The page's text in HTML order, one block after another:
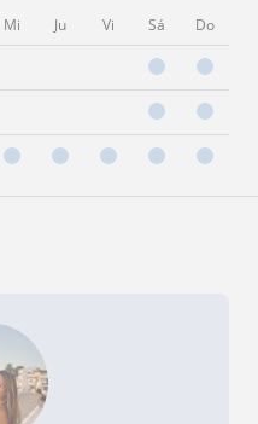
Mi Ju Vi Sá Do